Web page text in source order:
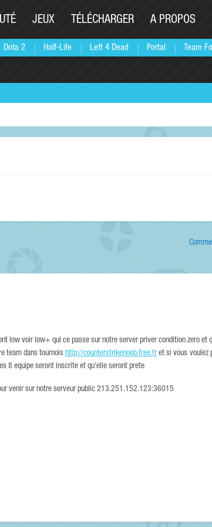
Dota 2 Half-Life Left 4 Dead Portal Team
JEUX TÉLÉCHARGER A PROPOS
low voir low+ qui ce passe sur notre server priver condition zero et
team dans tournoishttp://counterstrikenoob.free.fr et si vous voulez
8 equipe seront inscrite et qu'elle seront prete
venir sur notre serveur public 213.251.152.123:36015